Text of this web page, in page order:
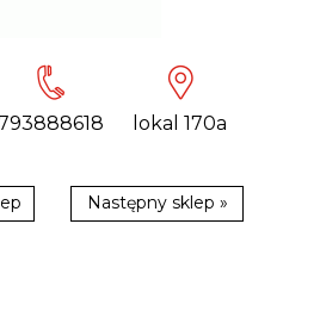
lokal 170a
Następny sklep »